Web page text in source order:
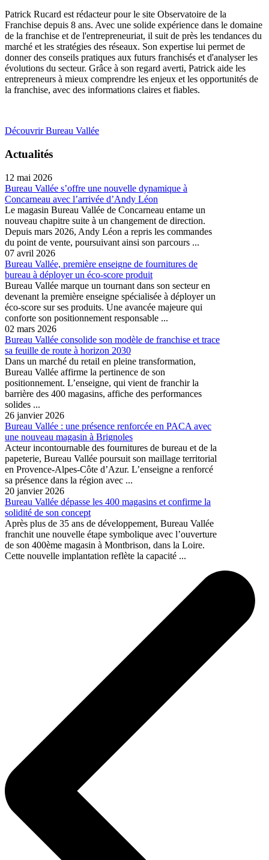
Patrick Rucard est rédacteur pour le site Observatoire de la
Franchise depuis 8 ans. Avec une solide expérience dans le domaine
de la franchise et de l'entrepreneuriat, il suit de près les tendances du
marché et les stratégies des réseaux. Son expertise lui permet de
donner des conseils pratiques aux futurs franchisés et d'analyser les
évolutions du secteur. Grâce à son regard averti, Patrick aide les
entrepreneurs à mieux comprendre les enjeux et les opportunités de
la franchise, avec des informations claires et fiables.
Découvrir Bureau Vallée
Actualités
12 mai 2026
Bureau Vallée s’offre une nouvelle dynamique à
Concarneau avec l’arrivée d’Andy Léon
Le magasin Bureau Vallée de Concarneau entame un
nouveau chapitre suite à un changement de direction.
Depuis mars 2026, Andy Léon a repris les commandes
du point de vente, poursuivant ainsi son parcours ...
07 avril 2026
Bureau Vallée, première enseigne de fournitures de
bureau à déployer un éco-score produit
Bureau Vallée marque un tournant dans son secteur en
devenant la première enseigne spécialisée à déployer un
éco-score sur ses produits. Une avancée majeure qui
conforte son positionnement responsable ...
02 mars 2026
Bureau Vallée consolide son modèle de franchise et trace
sa feuille de route à horizon 2030
Dans un marché du retail en pleine transformation,
Bureau Vallée affirme la pertinence de son
positionnement. L’enseigne, qui vient de franchir la
barrière des 400 magasins, affiche des performances
solides ...
26 janvier 2026
Bureau Vallée : une présence renforcée en PACA avec
une nouveau magasin à Brignoles
Acteur incontournable des fournitures de bureau et de la
papeterie, Bureau Vallée poursuit son maillage territorial
en Provence-Alpes-Côte d’Azur. L’enseigne a renforcé
sa présence dans la région avec ...
20 janvier 2026
Bureau Vallée dépasse les 400 magasins et confirme la
solidité de son concept
Après plus de 35 ans de développement, Bureau Vallée
franchit une nouvelle étape symbolique avec l’ouverture
de son 400ème magasin à Montbrison, dans la Loire.
Cette nouvelle implantation reflète la capacité ...